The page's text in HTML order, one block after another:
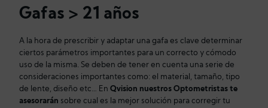
Gafas > 21 años
A la hora de prescribir y adaptar una gafa es clave determinar
ciertos parámetros importantes para un correcto y cómodo
uso de la misma. Se deben de tener en cuenta una serie de
consideraciones importantes como: el material, tamaño, tipo
de lente, diseño etc… EnQvision nuestros Optometristas te
asesorarán sobre cual es la mejor solución para corregir tu